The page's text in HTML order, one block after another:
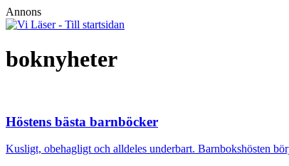
Annons
boknyheter
Höstens bästa barnböcker
Kusligt, obehagligt och alldeles underbart. Barnbokshösten